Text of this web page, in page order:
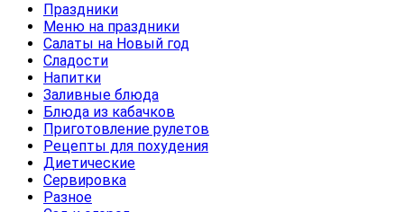
Праздники
Меню на праздники
Салаты на Новый год
Сладости
Напитки
Заливные блюда
Блюда из кабачков
Приготовление рулетов
Рецепты для похудения
Диетические
Сервировка
Разное